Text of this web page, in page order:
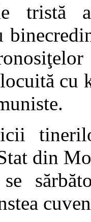
tristă
cu
din